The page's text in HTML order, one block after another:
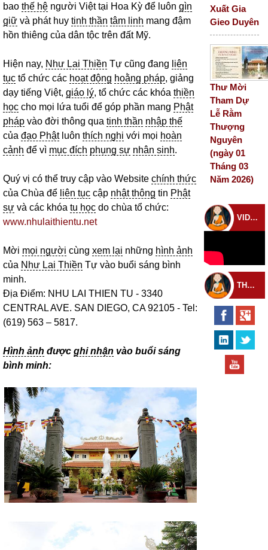
bao thế hệ người Việt tại Hoa Kỳ để luôn gìn
giữ và phát huy tinh thần tâm linh mang đậm
hồn thiêng của dân tộc trên đất Mỹ.
Hiện nay, Như Lai Thiền Tự cũng đang liên
tục tổ chức các hoạt động hoằng pháp, giảng
dạy tiếng Việt, giáo lý, tổ chức các khóa thiền
học cho mọi lứa tuổi để góp phần mang Phật
pháp vào đời thông qua tinh thần nhập thế
của đạo Phậtluôn thích nghi với mọi hoàn
cảnh để vì mục đích phụng sự nhân sinh.
Quý vị có thể truy cập vào Website chính thức
của Chùa để liên tục cập nhật thông tin Phật
sự và các khóa tu học do chùa tổ chức:
www.nhulaithientu.net
Mời mọi người cùng xem lại những hình ảnh
của Như Lai Thiền Tự vào buổi sáng bình
minh.
Địa Điểm: NHU LAI THIEN TU - 3340
CENTRAL AVE. SAN DIEGO, CA 92105 - Tel:
(619) 563 – 5817.
Hình ảnh được ghi nhận vào buổi sáng
bình minh:
Xuất Gia
Gieo Duyên
Thư Mời
Tham Dự
Lễ Rằm
Thượng
Nguyên
(ngày 01
Tháng 03
Năm 2026)
VIDEO CHÙA
THEO DÕI THIỀN TỰ